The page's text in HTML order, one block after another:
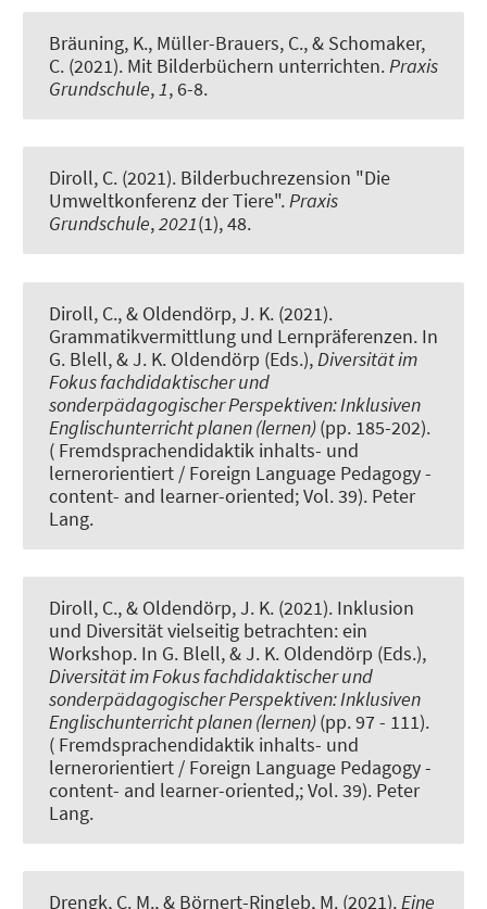
Bräuning, K., Müller-Brauers, C., & Schomaker,
C. (2021). Mit Bilderbüchern unterrichten.Praxis
Grundschule,1, 6-8.
Diroll, C. (2021). Bilderbuchrezension "Die
Umweltkonferenz der Tiere".Praxis
Grundschule,2021(1), 48.
Diroll, C., & Oldendörp, J. K. (2021).
Grammatikvermittlung und Lernpräferenzen. In
G. Blell, & J. K. Oldendörp (Eds.),Diversität im
Fokus fachdidaktischer und
sonderpädagogischer Perspektiven: Inklusiven
Englischunterricht planen (lernen)(pp. 185-202).
( Fremdsprachendidaktik inhalts- und
lernerorientiert / Foreign Language Pedagogy -
content- and learner-oriented; Vol. 39). Peter
Lang.
Diroll, C., & Oldendörp, J. K. (2021). Inklusion
und Diversität vielseitig betrachten: ein
Workshop. In G. Blell, & J. K. Oldendörp (Eds.),
Diversität im Fokus fachdidaktischer und
sonderpädagogischer Perspektiven: Inklusiven
Englischunterricht planen (lernen)(pp. 97 - 111).
( Fremdsprachendidaktik inhalts- und
lernerorientiert / Foreign Language Pedagogy -
content- and learner-oriented,; Vol. 39). Peter
Lang.
Drengk, C. M., & Börnert-Ringleb, M. (2021).Eine